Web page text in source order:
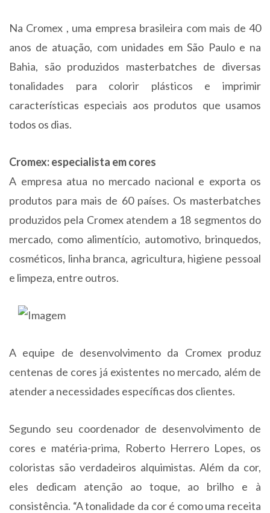
Na Cromex , uma empresa brasileira com mais de 40
anos de atuação, com unidades em São Paulo e na
Bahia, são produzidos masterbatches de diversas
tonalidades para colorir plásticos e imprimir
características especiais aos produtos que usamos
todos os dias.
Cromex: especialista em cores
A empresa atua no mercado nacional e exporta os
produtos para mais de 60 países. Os masterbatches
produzidos pela Cromex atendem a 18 segmentos do
mercado, como alimentício, automotivo, brinquedos,
cosméticos, linha branca, agricultura, higiene pessoal
e limpeza, entre outros.
A equipe de desenvolvimento da Cromex produz
centenas de cores já existentes no mercado, além de
atender a necessidades específicas dos clientes.
Segundo seu coordenador de desenvolvimento de
cores e matéria-prima, Roberto Herrero Lopes, os
coloristas são verdadeiros alquimistas. Além da cor,
eles dedicam atenção ao toque, ao brilho e à
consistência. “A tonalidade da cor é como uma receita